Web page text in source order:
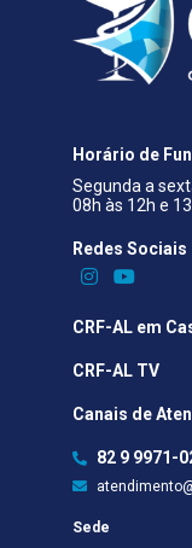
Horário de
Segunda a
08h às 12h e
Redes Sociais​
CRF-AL em
CRF-AL TV
Canais de
82 9 9971-
Sede